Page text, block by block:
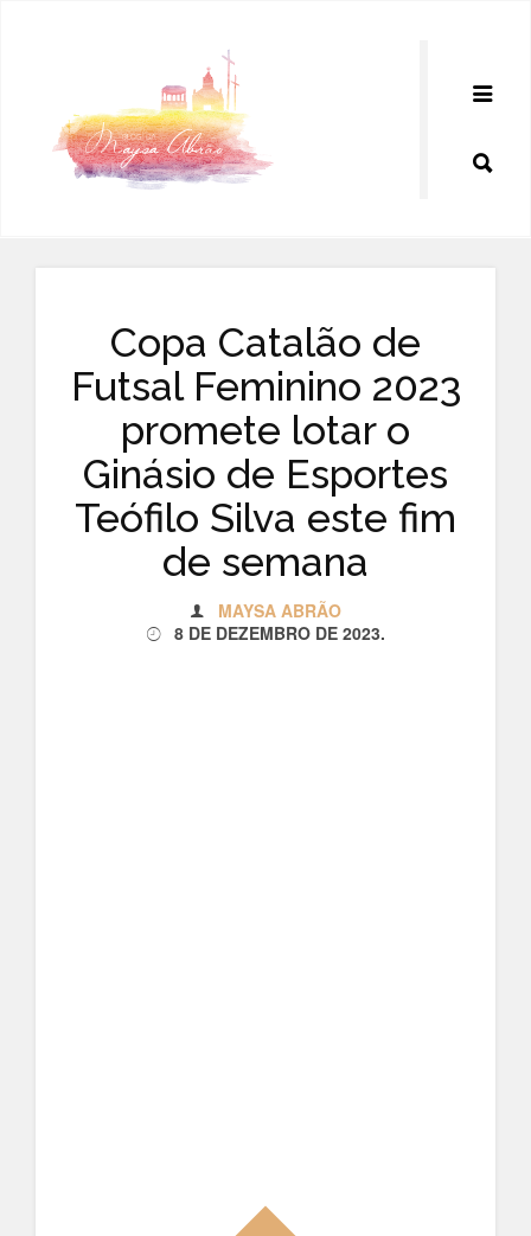
Copa Catalão de
Futsal Feminino 2023
promete lotar o
Ginásio de Esportes
Teófilo Silva este fim
de semana
MAYSA ABRÃO
8 DE DEZEMBRO DE 2023.